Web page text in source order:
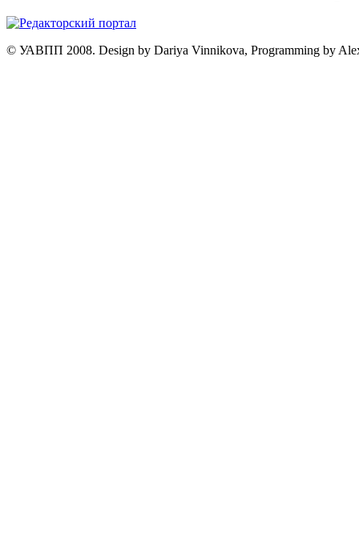
© УАВПП 2008. Design by Dariya Vinnikova, Programming by